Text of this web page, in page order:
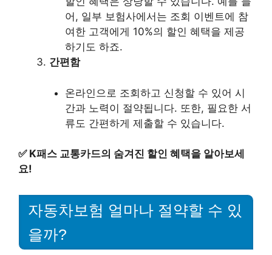
어, 일부 보험사에서는 조회 이벤트에 참
여한 고객에게 10%의 할인 혜택을 제공
하기도 하죠.
간편함
온라인으로 조회하고 신청할 수 있어 시
간과 노력이 절약됩니다. 또한, 필요한 서
류도 간편하게 제출할 수 있습니다.
✅ K패스 교통카드의 숨겨진 할인 혜택을 알아보세
요!
자동차보험 얼마나 절약할 수 있
을까?